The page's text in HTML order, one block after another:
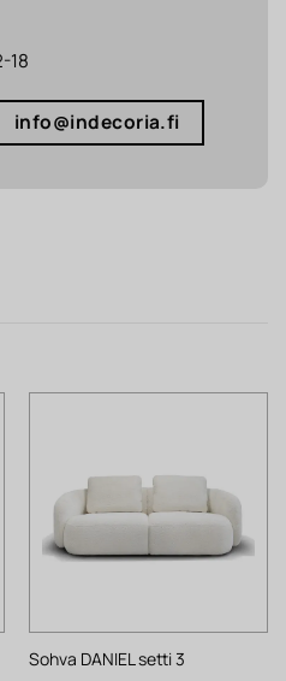
18
info@indecoria.fi
Sohva DANIEL setti 3